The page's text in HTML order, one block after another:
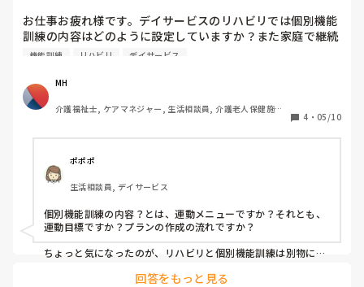
る）
特に③がすごく効果がありましたのでご参考になればと思いま
す。
長文失礼いたしました。
お仕事お疲れ様です。デイサービスのリハビリでは個別機能
訓練の内容はどのように設定していますか？また家庭で継続
できる訓練指導はどのように行っていますか？よろしくお願
機能訓練 リハビリ デイサービス
MH
介護福祉士, ケアマネジャー, 生活相談員, 介護老人保健施設,
4 ・ 05/10
ポポポ
生活相談員, デイサービス
個別機能訓練の内容？とは、運動メニューですか？それとも、
運動目標ですか？プランの作成の流れですか？
ちょっと気になったのが、リハビリと個別機能訓練は別物にな
明らかな違いは、リハビリはマッサージ出来ますが、個別はで
回答をもっと見る